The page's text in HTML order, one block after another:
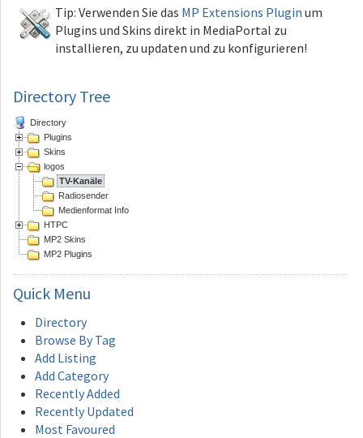
Tip: Verwenden Sie das MP Extensions Plugin um
Plugins und Skins direkt in MediaPortal zu
installieren, zu updaten und zu konfigurieren!
Directory Tree
Directory
Plugins
Skins
logos
TV-Kanäle
Radiosender
Medienformat Info
HTPC
MP2 Skins
MP2 Plugins
Quick Menu
Directory
Browse By Tag
Add Listing
Add Category
Recently Added
Recently Updated
Most Favoured